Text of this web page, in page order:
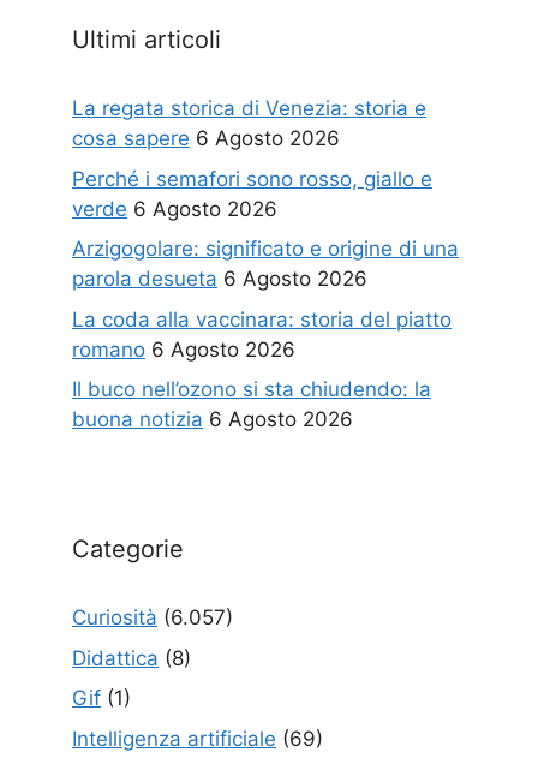
Ultimi articoli
La regata storica di Venezia: storia e
cosa sapere 6 Agosto 2026
Perché i semafori sono rosso, giallo e
verde 6 Agosto 2026
Arzigogolare: significato e origine di una
parola desueta 6 Agosto 2026
La coda alla vaccinara: storia del piatto
romano 6 Agosto 2026
Il buco nell’ozono si sta chiudendo: la
buona notizia 6 Agosto 2026
Categorie
Curiosità (6.057)
Didattica (8)
Gif (1)
Intelligenza artificiale (69)